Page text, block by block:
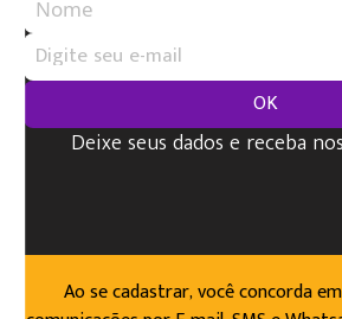
OK
Deixe seus dados e receba
Ao se cadastrar, você concorda